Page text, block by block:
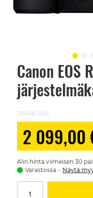
Canon EOS
135666C004
2 099,00
Alin hinta viimeisen 30
Varastossa
Näytä
Skip
beginning
images
gallery